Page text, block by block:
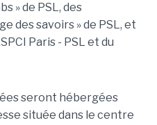
» de PSL, des
des savoirs » de PSL, et
Paris - PSL et du
seront hébergées
située dans le centre